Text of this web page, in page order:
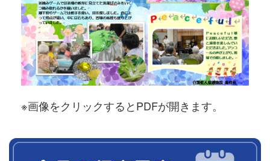
※画像をクリックするとPDFが開きます。